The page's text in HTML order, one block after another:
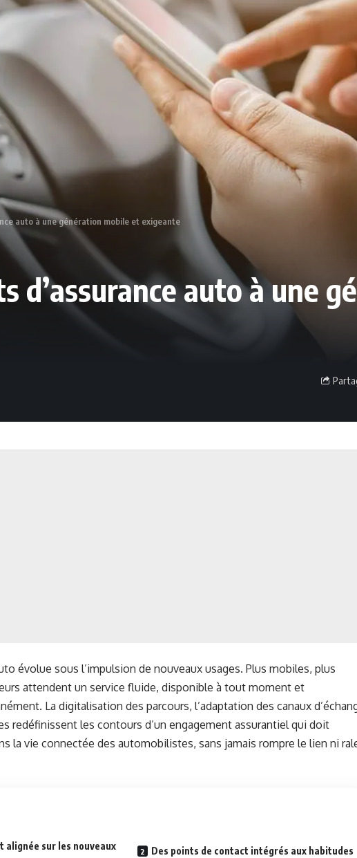
auto à une génération mobile et exigeante
d’assurance auto à une
évolue sous l’impulsion de nouveaux usages. Plus mobiles, plus
attendent un service fluide, disponible à tout moment et
La digitalisation des parcours, l’adaptation des canaux
redéfinissent les contours d’un engagement assurantiel qui doit
la vie connectée des automobilistes, sans jamais rompre le lien ni
alignée sur les nouveaux
Des points de contact intégrés aux habitudes